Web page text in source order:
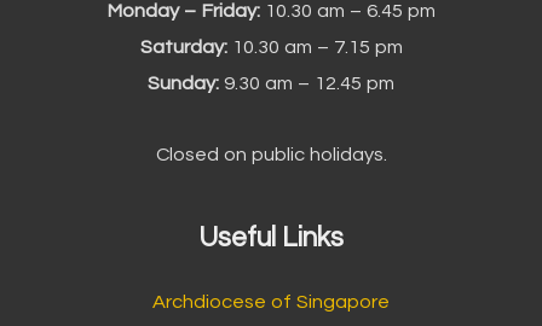
Monday – Friday: 10.30 am – 6.45 pm
Saturday:10.30 am – 7.15 pm
Sunday: 9.30 am – 12.45 pm
Closed on public holidays.
Useful Links
Archdiocese of Singapore